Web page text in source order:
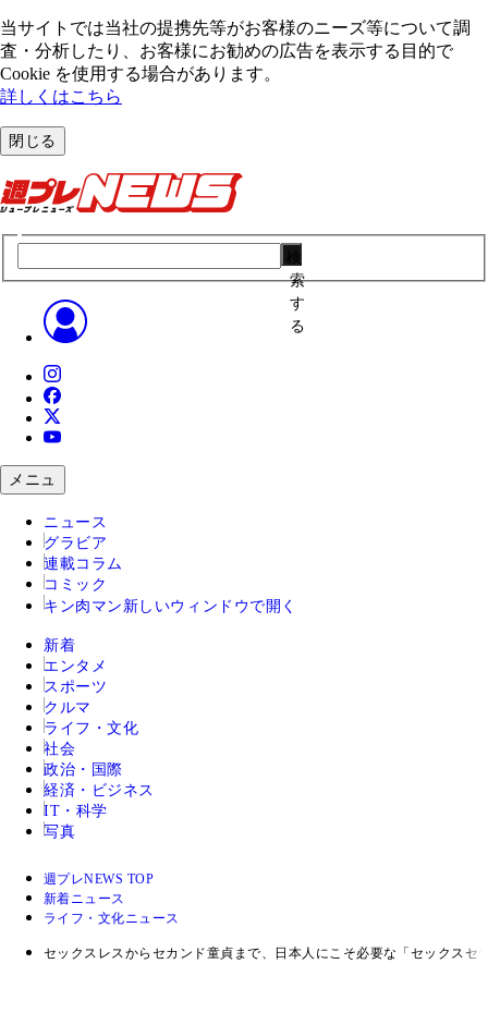
当サイトでは当社の提携先等がお客様のニーズ等について調
査・分析したり、お客様にお勧めの広告を表⽰する⽬的で
Cookie を使⽤する場合があります。
詳しくはこちら
閉じる
索
す
る
メニュ
ニュース
グラビア
連載コラム
コミック
キン肉マン 新しいウィンドウで開く
新着
エンタメ
スポーツ
クルマ
ライフ・文化
社会
政治・国際
経済・ビジネス
IT・科学
写真
週プレNEWS TOP
新着ニュース
ライフ・文化ニュース
セックスレスからセカンド童貞まで、日本人にこそ必要な「セックス